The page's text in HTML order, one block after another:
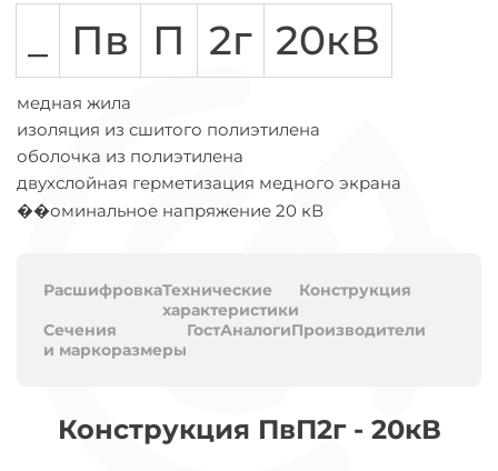
Пв П 2г 20кВ
медная жила
изоляция из сшитого полиэтилена
оболочка из полиэтилена
двухслойная герметизация медного экрана
��оминальное напряжение 20 кВ
РасшифровкаТехнические
характеристики
Конструкция
Сечения
и маркоразмеры
ГостАналогиПроизводители
Конструкция ПвП2г - 20кВ